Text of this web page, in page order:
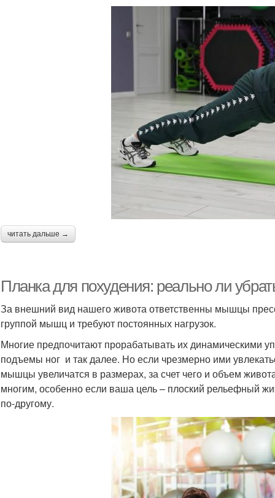
читать дальше →
Планка для похудения: реально ли
За внешний вид нашего живота ответственны мышцы
группой мышц и требуют постоянных нагрузок.
Многие предпочитают прорабатывать их динамическими
подъемы ног и так далее. Но если чрезмерно ими
мышцы увеличатся в размерах, за счет чего и объем
многим, особенно если ваша цель – плоский рельефный
по-другому.